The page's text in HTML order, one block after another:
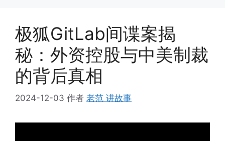
极狐GitLab间谍案揭
秘：外资控股与中美制裁
的背后真相
2024-12-03 作者 老范 讲故事